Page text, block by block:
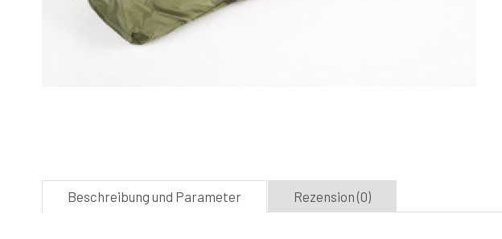
Beschreibung und Parameter Rezension (0)